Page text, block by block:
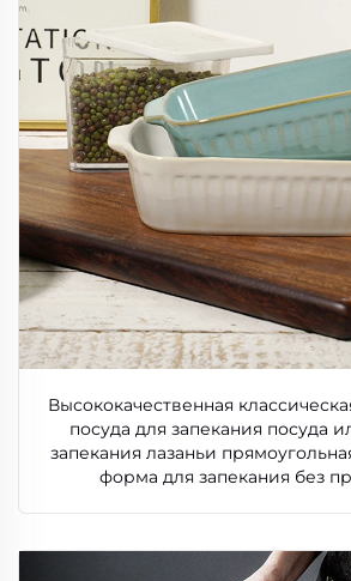
Высококачественная
посуда для запекания посуда
запекания лазаньи
форма для запекания без